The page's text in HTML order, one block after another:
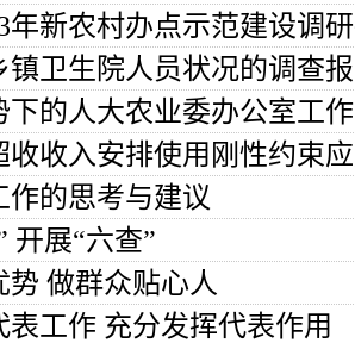
年新农村办点示范建设调
镇卫生院人员状况的调查
下的人大农业委办公室工
收收入安排使用刚性约束
作的思考与建议
开展“六查”
势 做群众贴心人
表工作 充分发挥代表作用